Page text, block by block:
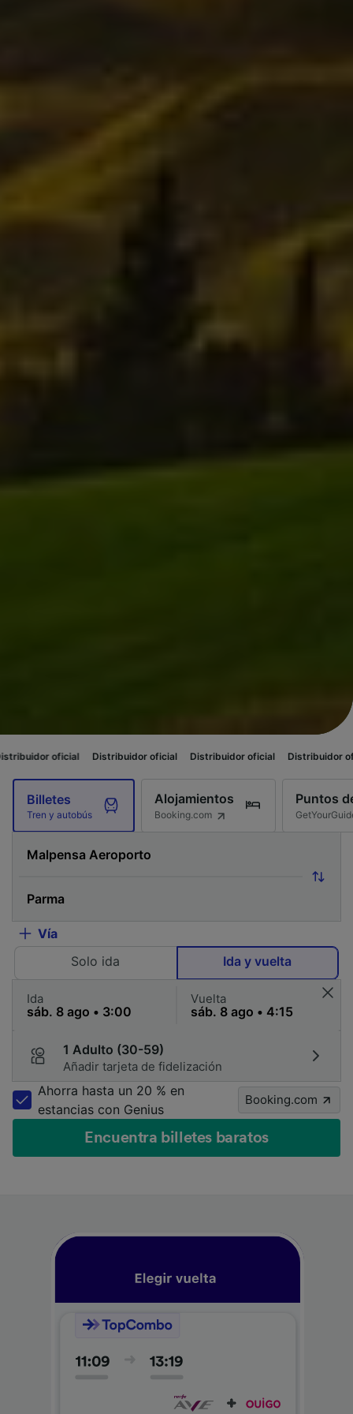
Distribuidor oficial Distribuidor oficial Distribuidor oficial
Billetes
Tren y autobús
Alojamientos
Booking.com
Puntos
Vía
Solo ida
Ida y vuelta
Ida Vuelta
1 Adulto (30-59)
Añadir tarjeta de fidelización
Ahorra hasta un 20 % en
estancias con Genius
Booking.com
Encuentra billetes baratos